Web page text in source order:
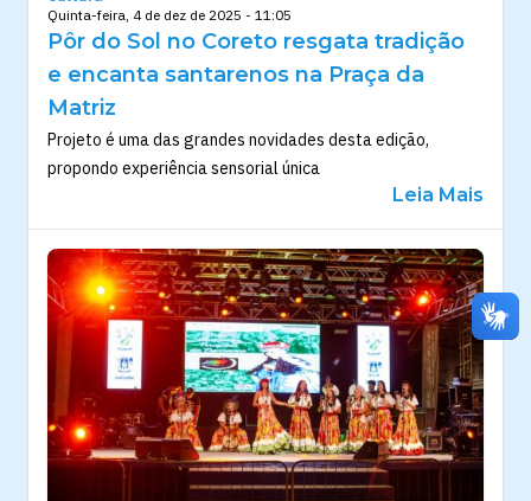
Quinta-feira, 4 de dez de 2025 - 11:05
Pôr do Sol no Coreto resgata tradição
e encanta santarenos na Praça da
Matriz
Projeto é uma das grandes novidades desta edição,
propondo experiência sensorial única
Leia Mais